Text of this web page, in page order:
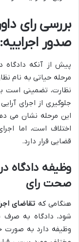
بررسی رای
صدور
پیش از آنکه دادگاه
مرحله حیاتی به نام
نظارت، تضمینی است
جلوگیری از اجرای
این مرحله نشان می
اختلاف است، اما
قضایی قرار دارد.
وظیفه دادگاه
صحت رای
هنگامی که تقاضای
شود، دادگاه به
وظیفه دارد به صورت